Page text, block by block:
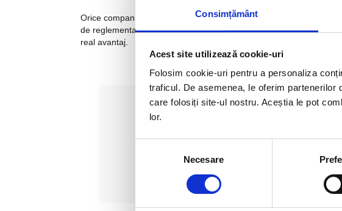
Consimțământ
Acest site utilizează cookie-uri
Folosim cookie-uri pentru a personaliza
traficul. De asemenea, le oferim
care folosiți site-ul nostru. Aceștia le pot
lor.
consimțământului
Necesare
Orice companie, indiferent de dimensiune sau domeniu, poate
de reglementare, ai procese complexe sau vrei să îți îmbunătățești
real avantaj.
Aveți nevoie de mai multe detalii referitoare la
CONTACTAȚI-